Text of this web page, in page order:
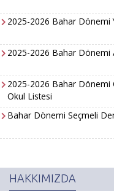
2025-2026 Bahar Dönemi
2025-2026 Bahar Dönemi
2025-2026 Bahar Dönemi
Okul Listesi
Bahar Dönemi Seçmeli
HAKKIMIZDA